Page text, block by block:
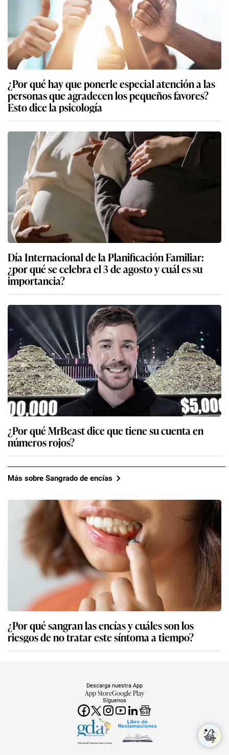
¿Por qué hay que ponerle especial atención a las
personas que agradecen los pequeños favores?
Esto dice la psicología
Día Internacional de la Planificación Familiar:
¿por qué se celebra el 3 de agosto y cuál es su
importancia?
¿Por qué MrBeast dice que tiene su cuenta en
números rojos?
Más sobre Sangrado de encías
¿Por qué sangran las encías y cuáles son los
riesgos de no tratar este síntoma a tiempo?
Síguenos
Descarga nuestra App
App StoreGoogle Play
Miembro del Grupo de Diarios América